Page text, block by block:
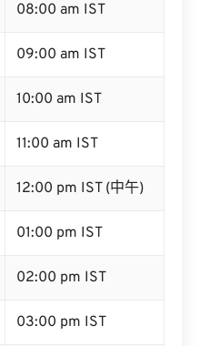
08:00 am IST
09:00 am IST
10:00 am IST
11:00 am IST
12:00 pm IST (中午)
01:00 pm IST
02:00 pm IST
03:00 pm IST